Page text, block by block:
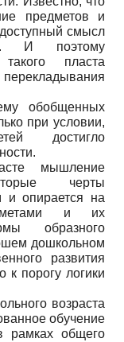
предметов и
смысл
И поэтому
пласта
обобщенных
при условии,
достигло
мышление
черты
и опирается на
и их
образного
дошкольном
развития
к порогу логики
возраста
обучение
рамках общего